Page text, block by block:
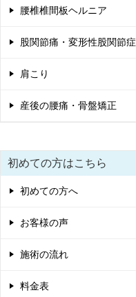
腰椎椎間板ヘルニア
股関節痛・変形性股関節症
肩こり
産後の腰痛・骨盤矯正
初めての方はこちら
初めての方へ
お客様の声
施術の流れ
料金表